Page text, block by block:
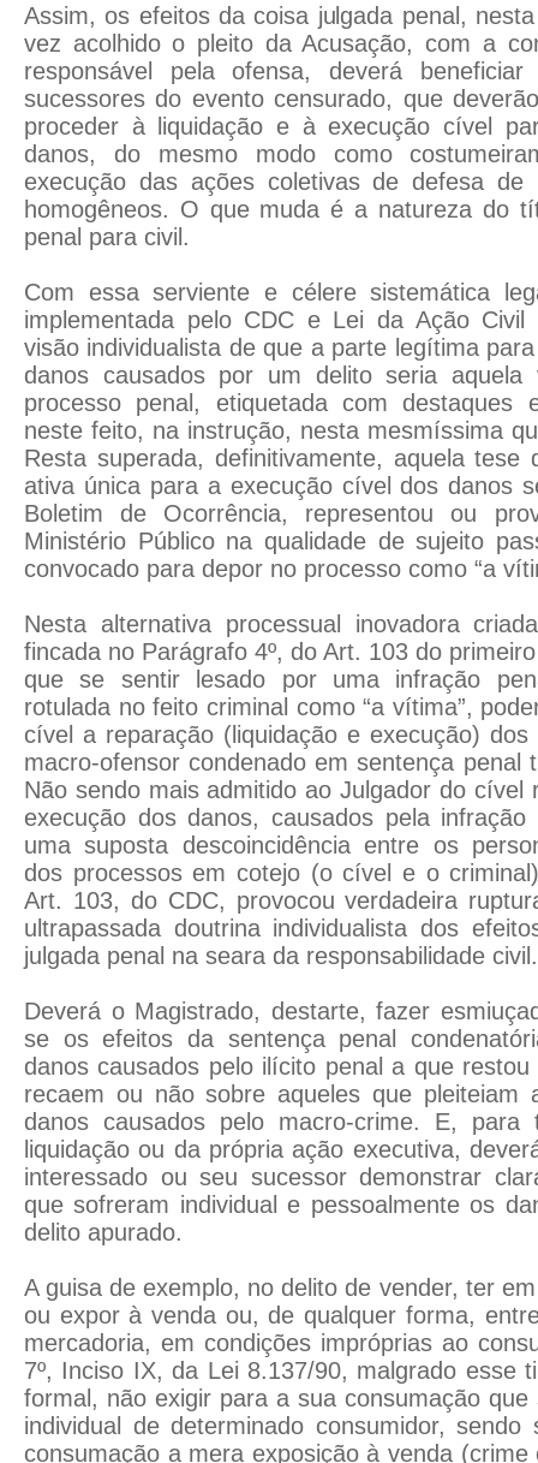
Assim, os efeitos da coisa julgada penal,
vez acolhido o pleito da Acusação, com a
responsável pela ofensa, deverá
sucessores do evento censurado, que
proceder à liquidação e à execução cível
danos, do mesmo modo como
execução das ações coletivas de defesa de
homogêneos. O que muda é a natureza do
penal para civil.
Com essa serviente e célere sistemática
implementada pelo CDC e Lei da Ação Civil
visão individualista de que a parte legítima
danos causados por um delito seria aquela
processo penal, etiquetada com destaques
neste feito, na instrução, nesta mesmíssima
Resta superada, definitivamente, aquela tese
ativa única para a execução cível dos danos
Boletim de Ocorrência, representou ou
Ministério Público na qualidade de sujeito
convocado para depor no processo como “a
Nesta alternativa processual inovadora
fincada no Parágrafo 4º, do Art. 103 do
que se sentir lesado por uma infração
rotulada no feito criminal como “a vítima”,
cível a reparação (liquidação e execução)
macro-ofensor condenado em sentença penal
Não sendo mais admitido ao Julgador do cível
execução dos danos, causados pela
uma suposta descoincidência entre os
dos processos em cotejo (o cível e o
Art. 103, do CDC, provocou verdadeira
ultrapassada doutrina individualista dos
julgada penal na seara da responsabilidade civil.
Deverá o Magistrado, destarte, fazer
se os efeitos da sentença penal
danos causados pelo ilícito penal a que
recaem ou não sobre aqueles que pleiteiam
danos causados pelo macro-crime. E,
liquidação ou da própria ação executiva,
interessado ou seu sucessor demonstrar
que sofreram individual e pessoalmente os
delito apurado.
A guisa de exemplo, no delito de vender, ter
ou expor à venda ou, de qualquer forma,
mercadoria, em condições impróprias ao
7º, Inciso IX, da Lei 8.137/90, malgrado esse
formal, não exigir para a sua consumação
individual de determinado consumidor,
consumação a mera exposição à venda